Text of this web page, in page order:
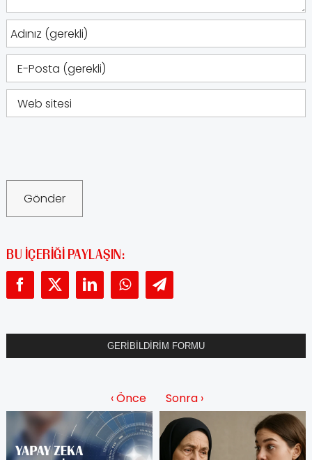
BU IÇERIĞI PAYLAŞIN:
GERİBİLDİRİM FORMU
‹ Önce Sonra ›